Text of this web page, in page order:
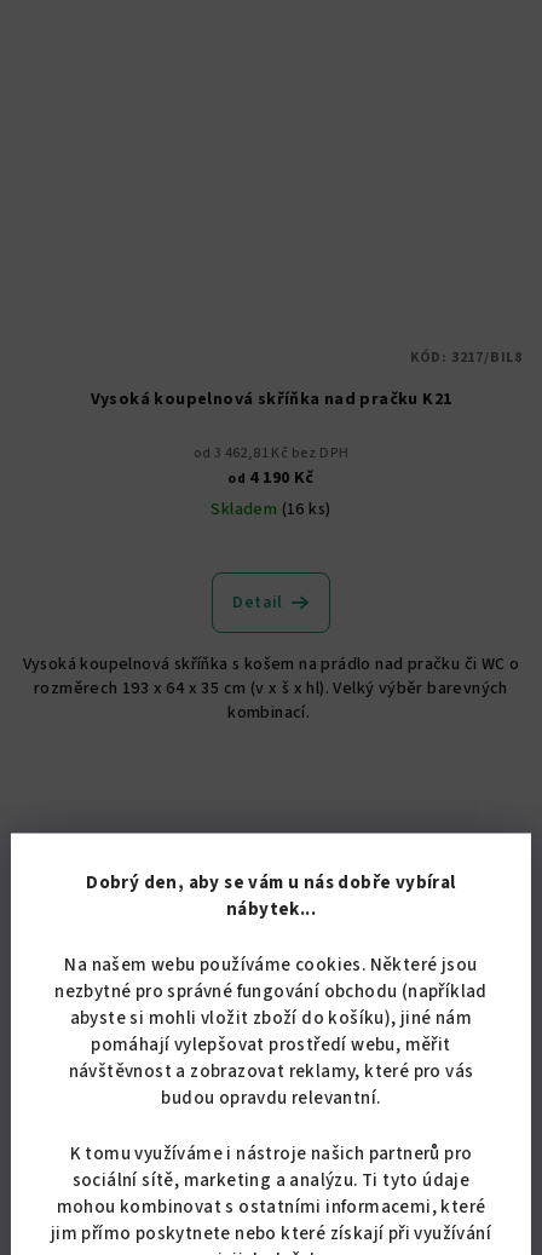
Dobrý den, aby se vám u nás dobře vybíral
nábytek...
Na našem webu používáme cookies. Některé jsou
nezbytné pro správné fungování obchodu (například
abyste si mohli vložit zboží do košíku), jiné nám
pomáhají vylepšovat prostředí webu, měřit
návštěvnost a zobrazovat reklamy, které pro vás
budou opravdu relevantní.
K tomu využíváme i nástroje našich partnerů pro
sociální sítě, marketing a analýzu. Ti tyto údaje
mohou kombinovat s ostatními informacemi, které
jim přímo poskytnete nebo které získají při využívání
Vysoká koupelnová skříňka nad pračku K21
od 3 462,81 Kč bez DPH
od 4 190 Kč
Skladem (16 ks)
hodnocení
produktu
z
5
hvězdiček.
Detail
Vysoká koupelnová skříňka s košem na prádlo nad pračku či WC o
rozměrech 193 x 64 x 35 cm (v x š x hl). Velký výběr barevných
kombinací.
KÓD: 3217/BIL8
Koupelnová skříňka s košem na prádlo K19
KÓD:3211/BIL8